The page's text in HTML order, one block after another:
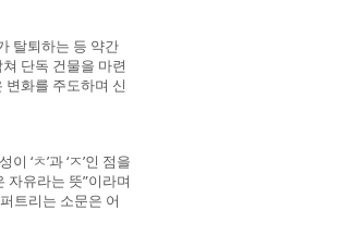
탈퇴하는 등 약간
단독 건물을 마련
변화를 주도하며 신
‘ㅊ’과 ‘ㅈ’인 점을
자유라는 뜻”이라며
트리는 소문은 어